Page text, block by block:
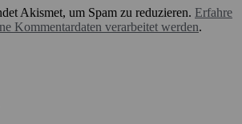
Akismet, um Spam zu reduzieren. Erfahre
Kommentardaten verarbeitet werden.